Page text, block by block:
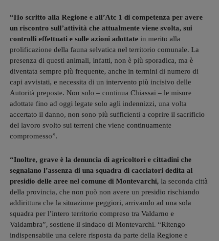
“Ho scritto alla Regione e all’Atc 1 di competenza per avere
un riscontro sull’attività che attualmente viene svolta, sui
controlli effettuati e sulle azioni adottate in merito alla
prolificazione della fauna selvatica nel territorio comunale. La
presenza di questi animali, infatti, non è più sporadica, ma è
diventata sempre più frequente, anche in termini di numero di
capi avvistati, e necessita di un intervento più incisivo delle
Autorità preposte. Non solo – continua Chiassai – le misure
adottate fino ad oggi legate solo agli indennizzi, una volta
accertato il danno, non sono più sufficienti a coprire il sacrificio
del lavoro svolto sui terreni che viene continuamente
compromesso”.
“Inoltre, grave è la denuncia di agricoltori e cittadini che
segnalano l’assenza di una squadra di cacciatori dedita al
presidio delle aree nel comune di Montevarchi, la seconda città
della provincia, che non può non avere un presidio rischiando
addirittura che la situazione peggiori, arrivando ad una sola
squadra per l’intero territorio compreso tra Valdarno e
Valdambra”, sostiene il sindaco di Montevarchi. “Ritengo
indispensabile una celere risposta da parte della Regione e